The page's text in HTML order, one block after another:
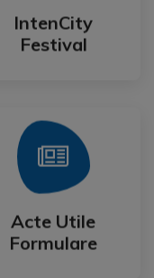
IntenCity
Festival
IntenCity
Festival
Acte Utile
Formulare
Acte Utile
Formulare
Mai Mult